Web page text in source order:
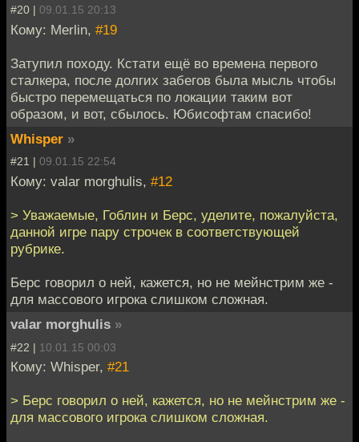
#20 | 09.01.15 20:13
Кому: Merlin, #19
Затупил походу. Кстати ещё во времена первого
сталкера, после долгих забегов была мысль чтобы
быстро перемещаться по локации таким вот
образом, и вот, сбылось. Юбисофтам спасибо!
Whisper »
#21 | 09.01.15 22:54
Кому: valar morghulis, #12
> Уважаемые, Гоблин и Берс, уделите, пожалуйста,
данной игре пару строчек в соответствующей
рубрике.
Берс говорил о ней, кажется, но не мейнстрим же -
для массового игрока слишком сложная.
valar morghulis »
#22 | 10.01.15 00:03
Кому: Whisper, #21
> Берс говорил о ней, кажется, но не мейнстрим же -
для массового игрока слишком сложная.